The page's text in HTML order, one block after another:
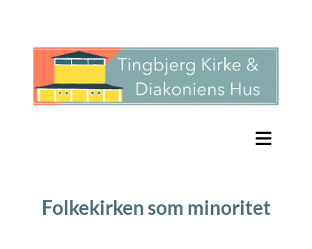
Folkekirken som minoritet